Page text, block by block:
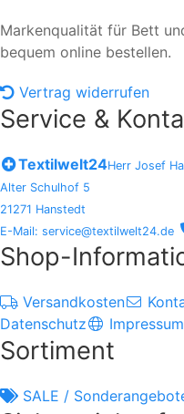
Markenqualität für Bett
bequem online bestellen.
Vertrag widerrufen
Service &
Textilwelt24Herr Josef
Alter Schulhof 5
21271 Hanstedt
E-Mail: service@textilwelt24.de
Shop-
Versandkosten
Datenschutz
Impressum
Sortiment
SALE /